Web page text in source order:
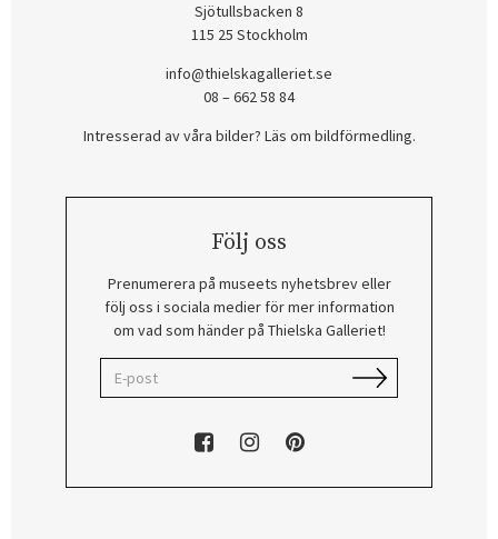
Sjötullsbacken 8
115 25 Stockholm
info@thielskagalleriet.se
08 – 662 58 84
Intresserad av våra bilder? Läs om bildförmedling.
Följ oss
Prenumerera på museets nyhetsbrev eller
följ oss i sociala medier för mer information
om vad som händer på Thielska Galleriet!